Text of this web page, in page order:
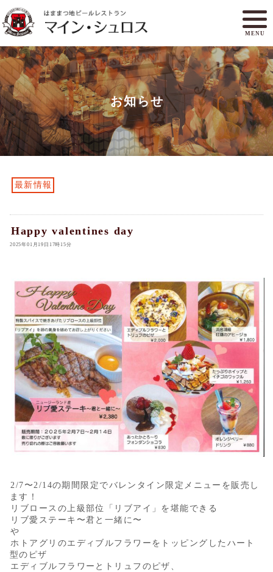
MENU
メニュー
ランチ
アクセスマップ
マイン・シュロスとは
オンラインショップ
お知らせ
最新情報
Happy valentines day
2025年01月19日17時15分
2/7〜2/14の期間限定でバレンタイン限定メニューを販売し
ます！
リブロースの上級部位「リブアイ」を堪能できる
リブ愛ステーキ〜君と一緒に〜
や
ホトアグリのエディブルフラワーをトッピングしたハート
型のピザ
エディブルフラワーとトリュフのピザ、